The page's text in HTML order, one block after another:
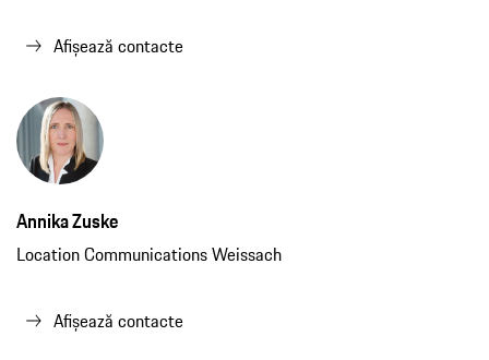
Afișează contacte
Annika Zuske
Location Communications Weissach
Afișează contacte